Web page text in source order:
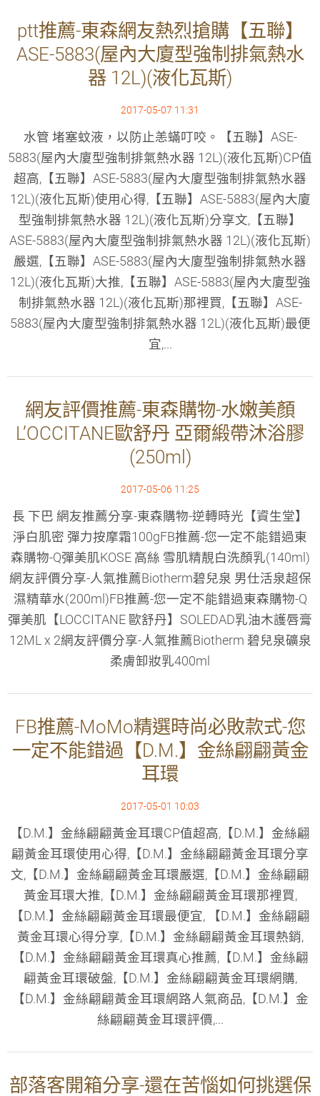
ptt推薦-東森網友熱烈搶購【五聯】
ASE-5883(屋內大廈型強制排氣熱水
器 12L)(液化瓦斯)
2017-05-07 11:31
水管 堵塞蚊液，以防止恙蟎叮咬。【五聯】ASE-
5883(屋內大廈型強制排氣熱水器 12L)(液化瓦斯)CP值
超高,【五聯】ASE-5883(屋內大廈型強制排氣熱水器
12L)(液化瓦斯)使用心得,【五聯】ASE-5883(屋內大廈
型強制排氣熱水器 12L)(液化瓦斯)分享文,【五聯】
ASE-5883(屋內大廈型強制排氣熱水器 12L)(液化瓦斯)
嚴選,【五聯】ASE-5883(屋內大廈型強制排氣熱水器
12L)(液化瓦斯)大推,【五聯】ASE-5883(屋內大廈型強
制排氣熱水器 12L)(液化瓦斯)那裡買,【五聯】ASE-
5883(屋內大廈型強制排氣熱水器 12L)(液化瓦斯)最便
宜,...
網友評價推薦-東森購物-水嫩美顏
L’OCCITANE歐舒丹 亞爾緞帶沐浴膠
(250ml)
2017-05-06 11:25
長 下巴 網友推薦分享-東森購物-逆轉時光【資生堂】
淨白肌密 彈力按摩霜100gFB推薦-您一定不能錯過東
森購物-Q彈美肌KOSE 高絲 雪肌精靚白洗顏乳(140ml)
網友評價分享-人氣推薦Biotherm碧兒泉 男仕活泉超保
濕精華水(200ml)FB推薦-您一定不能錯過東森購物-Q
彈美肌【LOCCITANE 歐舒丹】SOLEDAD乳油木護唇膏
12ML x 2網友評價分享-人氣推薦Biotherm 碧兒泉礦泉
柔膚卸妝乳400ml
FB推薦-MoMo精選時尚必敗款式-您
一定不能錯過【D.M.】金絲翩翩黃金
耳環
2017-05-01 10:03
【D.M.】金絲翩翩黃金耳環CP值超高,【D.M.】金絲翩
翩黃金耳環使用心得,【D.M.】金絲翩翩黃金耳環分享
文,【D.M.】金絲翩翩黃金耳環嚴選,【D.M.】金絲翩翩
黃金耳環大推,【D.M.】金絲翩翩黃金耳環那裡買,
【D.M.】金絲翩翩黃金耳環最便宜, 【D.M.】金絲翩翩
黃金耳環心得分享,【D.M.】金絲翩翩黃金耳環熱銷,
【D.M.】金絲翩翩黃金耳環真心推薦,【D.M.】金絲翩
翩黃金耳環破盤,【D.M.】金絲翩翩黃金耳環網購,
【D.M.】金絲翩翩黃金耳環網路人氣商品,【D.M.】金
絲翩翩黃金耳環評價,...
部落客開箱分享-還在苦惱如何挑選保